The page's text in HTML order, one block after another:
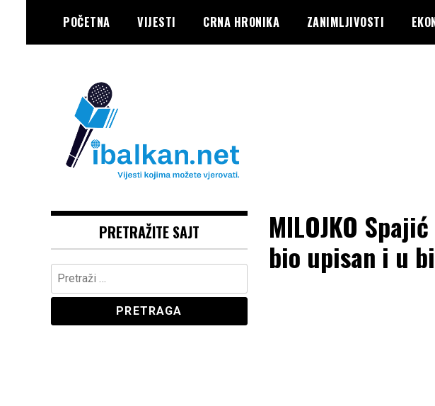
content
POČETNA VIJESTI CRNA HRONIKA ZANIMLJIVOSTI
IBALKAN
MILOJKO
bio upisan i u
PRETRAŽITE SAJT
Pretraga: